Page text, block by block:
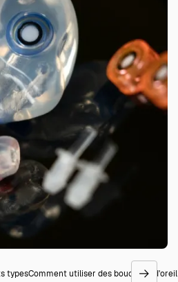
typesComment utiliser des bouchons
go